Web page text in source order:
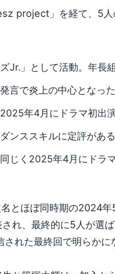
project」を経て、5
Jr.」として活動。年長
言で炎上の中心となっ
年4月にドラマ初出
ンススキルに定評があ
じく2025年4月にドラ
とほぼ同時期の2024年
れ、最終的に5人が選
れた最終回で明らか